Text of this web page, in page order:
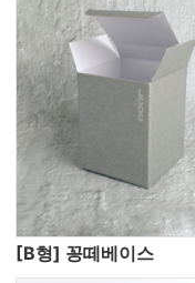
[B형] 꽁떼베이스